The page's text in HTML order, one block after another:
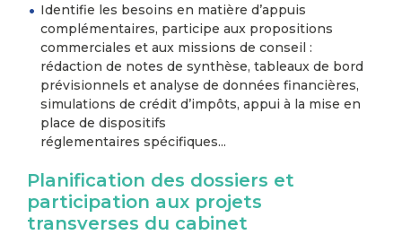
Identifie les besoins en matière d’appuis
complémentaires, participe aux propositions
commerciales et aux missions de conseil :
rédaction de notes de synthèse, tableaux de bord
prévisionnels et analyse de données financières,
simulations de crédit d’impôts, appui à la mise en
place de dispositifs
réglementaires spécifiques...
Planification des dossiers et
participation aux projets
transverses du cabinet